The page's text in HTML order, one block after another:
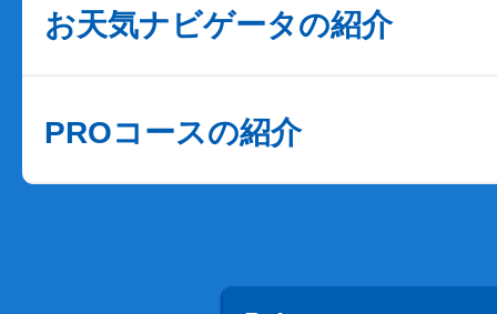
お天気ナビゲータの紹介
PROコースの紹介